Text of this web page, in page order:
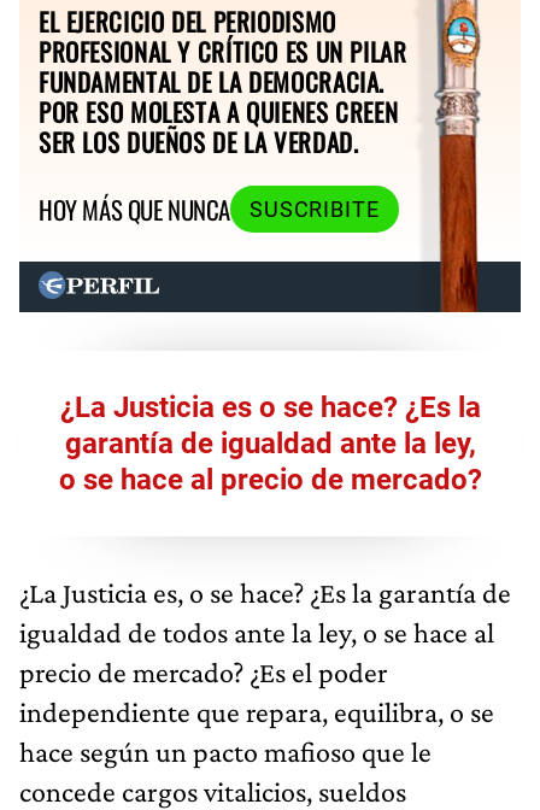
EL EJERCICIO DEL PERIODISMO
PROFESIONAL Y CRÍTICO ES UN PILAR
FUNDAMENTAL DE LA DEMOCRACIA.
POR ESO MOLESTA A QUIENES CREEN
SER LOS DUEÑOS DE LA VERDAD.
HOY MÁS QUE NUNCA
SUSCRIBITE
¿La Justicia es o se hace? ¿Es la
garantía de igualdad ante la ley,
o se hace al precio de mercado?
¿La Justicia es, o se hace? ¿Es la garantía de
igualdad de todos ante la ley, o se hace al
precio de mercado? ¿Es el poder
independiente que repara, equilibra, o se
hace según un pacto mafioso que le
concede cargos vitalicios, sueldos